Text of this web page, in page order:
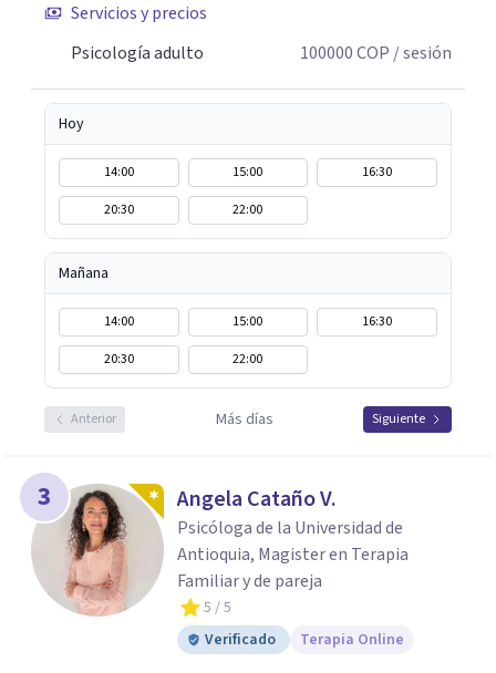
Servicios y precios
Psicología adulto
100000COP / sesión
Hoy
14:00 15:00
16:30
20:30
22:00
Mañana
14:00 15:00
16:30
20:30
22:00
Anterior Más días Siguiente
3 Angela Cataño V.
Psicóloga de la Universidad de
Antioquia, Magister en Terapia
Familiar y de pareja
5 / 5
Verificado
Terapia Online